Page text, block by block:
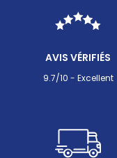
AVIS VÉRIFIÉS
9.7/10 - Excellent